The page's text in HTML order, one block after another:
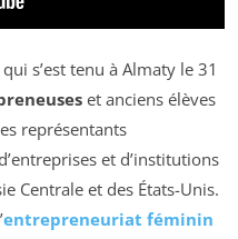
s’est tenu à Almaty le 31
et anciens élèves
représentants
et d’institutions
Centrale et des États-Unis.
entrepreneuriat féminin